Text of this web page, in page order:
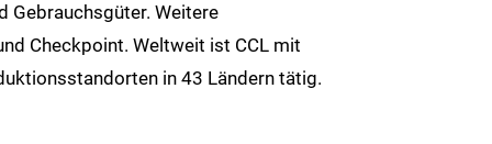
Gebrauchsgüter. Weitere
Checkpoint. Weltweit ist CCL mit
in 43 Ländern tätig.